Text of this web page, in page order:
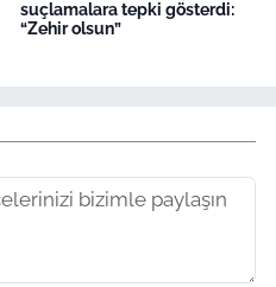
suçlamalara tepki gösterdi:
“Zehir olsun”